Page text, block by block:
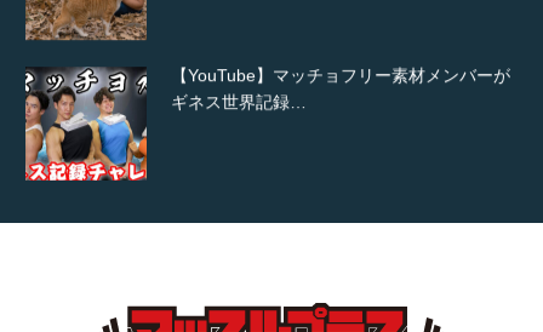
【YouTube】マッチョフリー素材メンバーが
ギネス世界記録…